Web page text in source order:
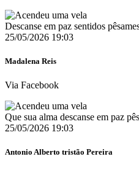
Descanse em paz sentidos
25/05/2026 19:03
Madalena Reis
Via Facebook
Que sua alma descanse em paz
25/05/2026 19:03
Antonio Alberto tristão Pereira